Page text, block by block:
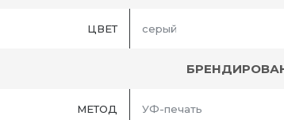
ЦВЕТ серый
МЕТОД УФ-печать